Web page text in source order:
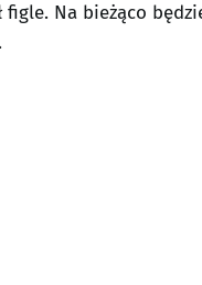
figle. Na bieżąco